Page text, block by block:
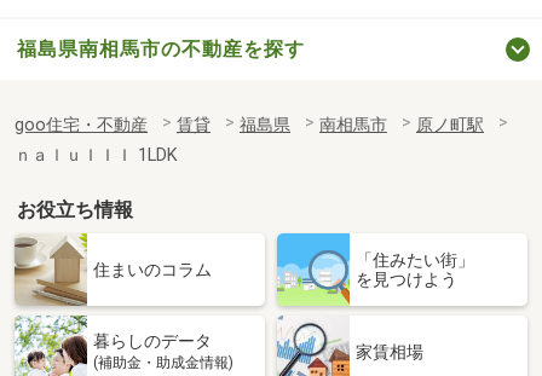
福島県南相馬市の不動産を探す
goo住宅・不動産 賃貸 福島県 南相馬市
原ノ町駅
ｎａｌｕＩＩＩ 1LDK
お役立ち情報
住まいのコラム
「住みたい街」
を見つけよう
暮らしのデータ
(補助金・助成金情報)
家賃相場